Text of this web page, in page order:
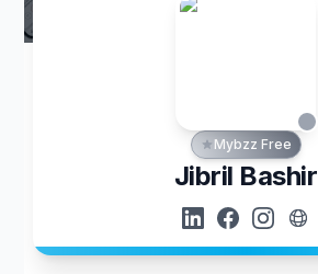
Mybzz Free
Jibril Bashir